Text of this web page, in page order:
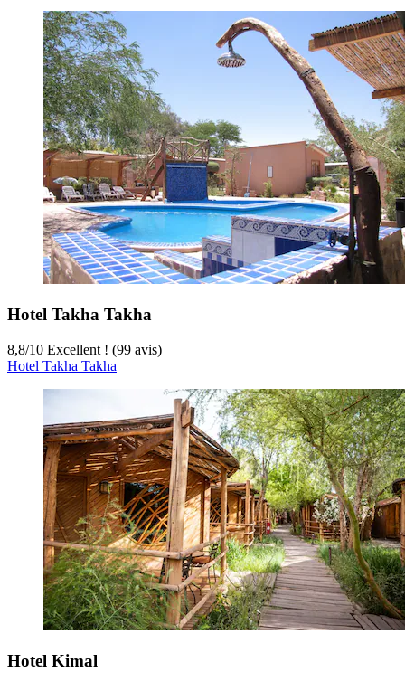
Hotel Takha Takha
8,8/10 Excellent ! (99 avis)
Hotel Takha Takha
Hotel Kimal